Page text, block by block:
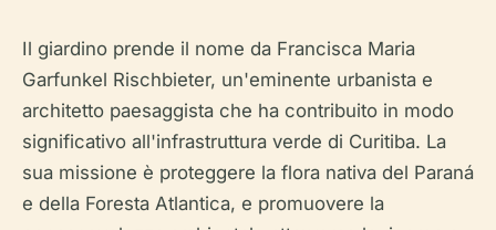
Il giardino prende il nome da Francisca Maria
Garfunkel Rischbieter, un'eminente urbanista e
architetto paesaggista che ha contribuito in modo
significativo all'infrastruttura verde di Curitiba. La
sua missione è proteggere la flora nativa del Paraná
e della Foresta Atlantica, e promuovere la